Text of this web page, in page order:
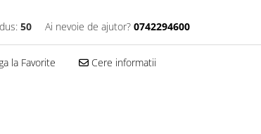
50 Ai nevoie de ajutor? 0742294600
la Favorite Cere informatii